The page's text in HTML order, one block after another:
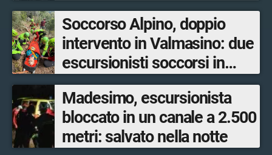
Soccorso Alpino, doppio
intervento in Valmasino: due
escursionisti soccorsi in
poche ore
Madesimo, escursionista
bloccato in un canale a 2.500
metri: salvato nella notte